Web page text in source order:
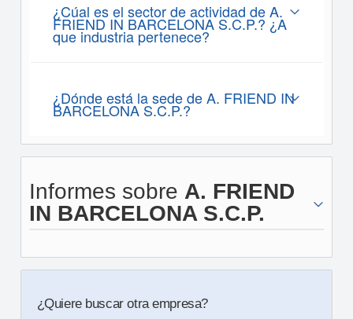
¿Cúal es el sector de actividad de A.
FRIEND IN BARCELONA S.C.P.? ¿A
que industria pertenece?
¿Dónde está la sede de A. FRIEND IN
BARCELONA S.C.P.?
Informes sobre A. FRIEND
IN BARCELONA S.C.P.
¿Quiere buscar otra empresa?